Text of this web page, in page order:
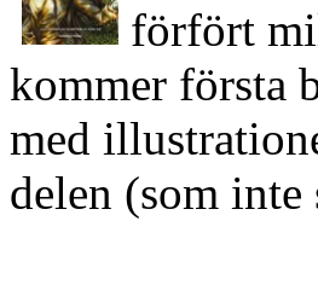
förfört
kommer första
med
delen (som